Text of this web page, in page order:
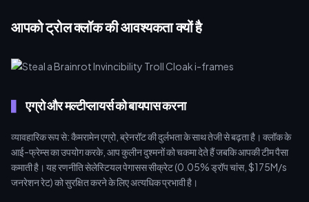
आपको ट्रोल क्लॉक की आवश्यकता क्यों है
एग्रो और मल्टीप्लायर्स को बायपास करना
व्यावहारिक रूप से: कैमरामेन एग्रो, ब्रेनरॉट की दुर्लभता के साथ तेजी से बढ़ता है। क्लॉक के
आई-फ्रेम्स का उपयोग करके, आप कुलीन दुश्मनों को चकमा देते हैं जबकि आपकी टीम पैसा
कमाती है। यह रणनीति सेलेस्टियल पेगासस सीक्रेट (0.05% ड्रॉप चांस, $175M/s
जनरेशन रेट) को सुरक्षित करने के लिए अत्यधिक प्रभावी है।